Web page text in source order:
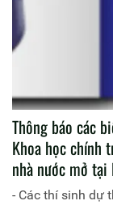
Thông báo các
Khoa học chính
nhà nước mở tại
- Các thí sinh dự